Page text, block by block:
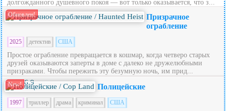
долгожданного душевного покоя — вот только оказывается, что з...
Обновлен!
Призрачное
ограбление
2025 детектив США
Простое ограбление превращается в кошмар, когда четверо старых
друзей оказываются заперты в доме с далеко не дружелюбными
призраками. Чтобы пережить эту безумную ночь, им прид...
New! 6.9 Полицейские
1997 триллер драма криминал США